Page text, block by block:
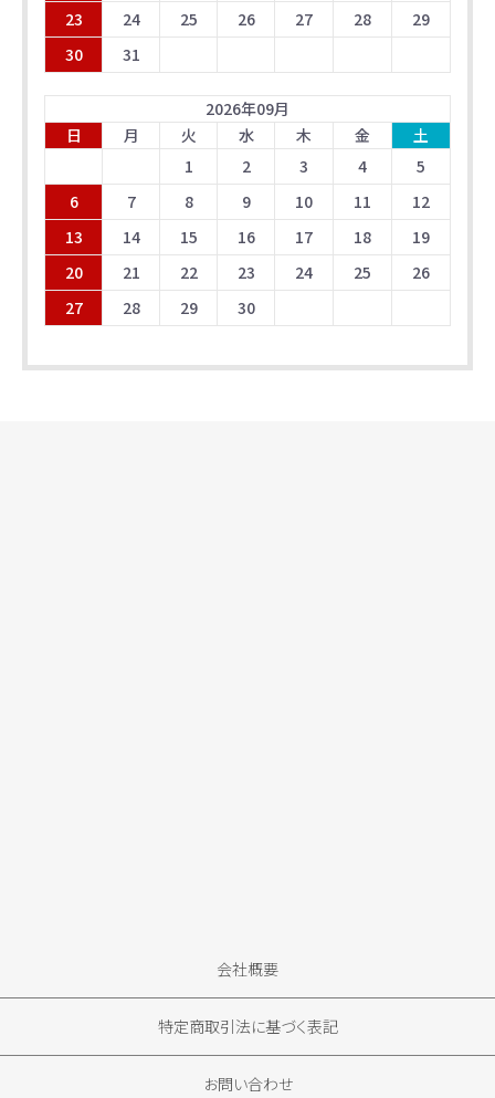
23
24 25 26 27 28
29
30
31
2026年09月
日
月 火 水 木 金
土
1
2 3 4
5
6
7 8 9 10 11
12
13
14 15 16 17 18
19
20
21 22 23 24 25
26
27
28 29 30
会社概要
特定商取引法に基づく表記
お問い合わせ